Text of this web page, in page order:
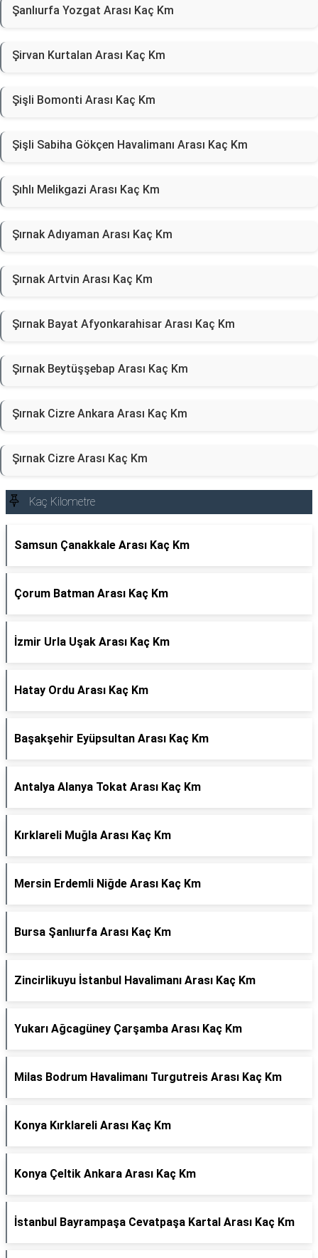
Şanlıurfa Yozgat Arası Kaç Km
Şirvan Kurtalan Arası Kaç Km
Şişli Bomonti Arası Kaç Km
Şişli Sabiha Gökçen Havalimanı Arası Kaç Km
Şıhlı Melikgazi Arası Kaç Km
Şırnak Adıyaman Arası Kaç Km
Şırnak Artvin Arası Kaç Km
Şırnak Bayat Afyonkarahisar Arası Kaç Km
Şırnak Beytüşşebap Arası Kaç Km
Şırnak Cizre Ankara Arası Kaç Km
Şırnak Cizre Arası Kaç Km
Kaç Kilometre
Samsun Çanakkale Arası Kaç Km
Çorum Batman Arası Kaç Km
İzmir Urla Uşak Arası Kaç Km
Hatay Ordu Arası Kaç Km
Başakşehir Eyüpsultan Arası Kaç Km
Antalya Alanya Tokat Arası Kaç Km
Kırklareli Muğla Arası Kaç Km
Mersin Erdemli Niğde Arası Kaç Km
Bursa Şanlıurfa Arası Kaç Km
Zincirlikuyu İstanbul Havalimanı Arası Kaç Km
Yukarı Ağcagüney Çarşamba Arası Kaç Km
Milas Bodrum Havalimanı Turgutreis Arası Kaç Km
Konya Kırklareli Arası Kaç Km
Konya Çeltik Ankara Arası Kaç Km
İstanbul Bayrampaşa Cevatpaşa Kartal Arası Kaç Km